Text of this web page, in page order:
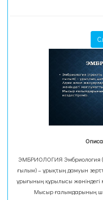
ЭМБРИОЛОГИЯ Эмбриология
ғылым) – ұрықтың дамуын
ұрығының құрылысы
Мысыр ғалымдарының